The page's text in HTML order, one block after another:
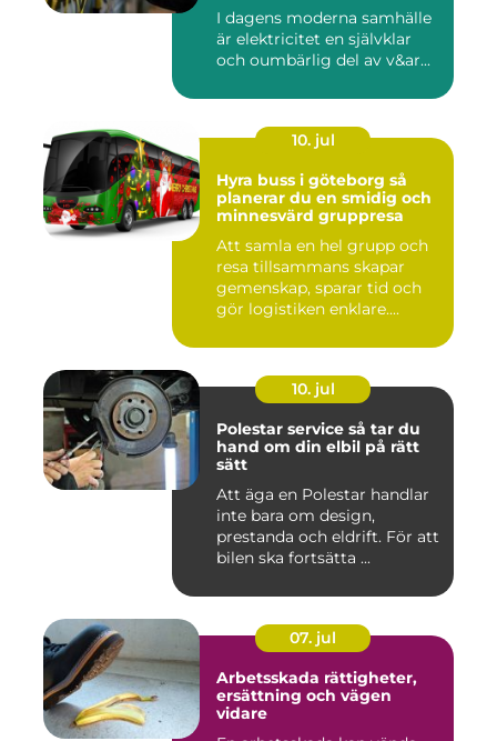
I dagens moderna samhälle
är elektricitet en självklar
och oumbärlig del av v&ar...
10. jul
Hyra buss i göteborg så
planerar du en smidig och
minnesvärd gruppresa
Att samla en hel grupp och
resa tillsammans skapar
gemenskap, sparar tid och
gör logistiken enklare....
10. jul
Polestar service så tar du
hand om din elbil på rätt
sätt
Att äga en Polestar handlar
inte bara om design,
prestanda och eldrift. För att
bilen ska fortsätta ...
07. jul
Arbetsskada rättigheter,
ersättning och vägen
vidare